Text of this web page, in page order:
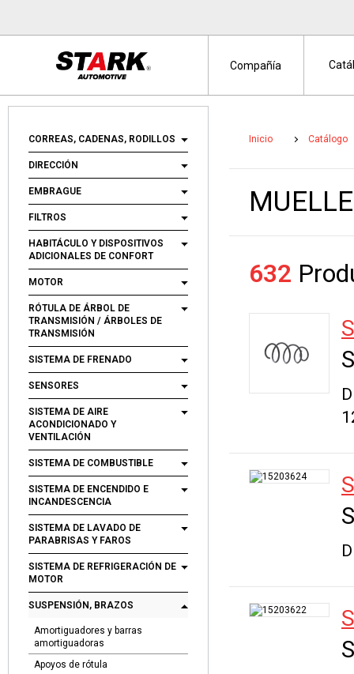
CORREAS, CADENAS, RODILLOS
DIRECCIÓN
EMBRAGUE
FILTROS
HABITÁCULO Y DISPOSITIVOS
ADICIONALES DE CONFORT
MOTOR
RÓTULA DE ÁRBOL DE
TRANSMISIÓN / ÁRBOLES DE
TRANSMISIÓN
SISTEMA DE FRENADO
SENSORES
SISTEMA DE AIRE
ACONDICIONADO Y
VENTILACIÓN
SISTEMA DE COMBUSTIBLE
SISTEMA DE ENCENDIDO E
INCANDESCENCIA
SISTEMA DE LAVADO DE
PARABRISAS Y FAROS
SISTEMA DE REFRIGERACIÓN DE
MOTOR
SUSPENSIÓN, BRAZOS
Amortiguadores y barras
amortiguadoras
Apoyos de rótula
Inicio Catálogo
632
Compañía